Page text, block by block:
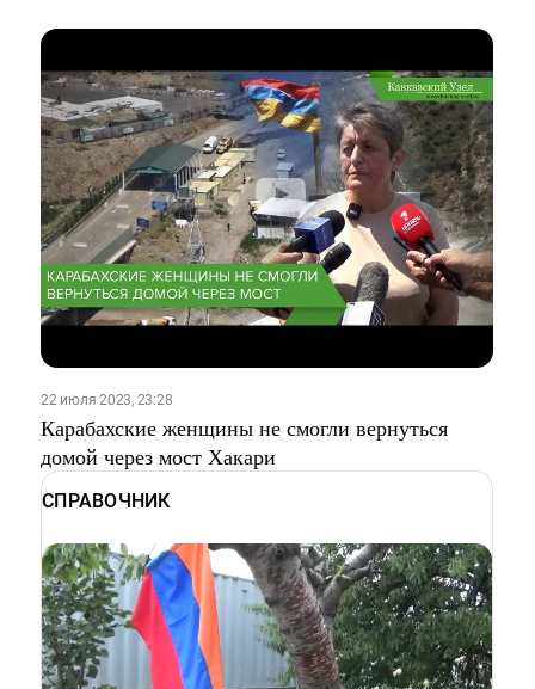
22 июля 2023, 23:28
Карабахские женщины не смогли вернуться
домой через мост Хакари
СПРАВОЧНИК